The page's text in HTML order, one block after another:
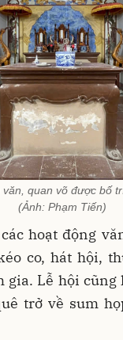
quan võ được bố
(Ảnh: Phạm Tiến)
hoạt động
co, hát hội,
gia. Lễ hội
trở về sum